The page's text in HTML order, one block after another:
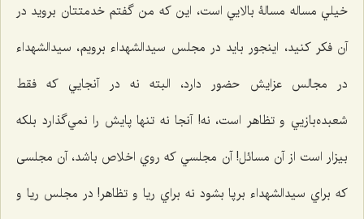
خيلي مساله مسالۀ بالايي است، اين كه من گفتم خدمتتان برويد در
آن فكر كنيد، اينجور بايد در مجلس سيدالشهداء برویم،‌ سيدالشهداء
در مجالس عزايش حضور دارد، البته نه در آنجايي كه فقط
شعبده‌بازيي و تظاهر است، نه! آنجا نه ‌تنها پايش را نمي‌گذارد بلكه
بیزار است از آن مسائل! آن مجلسي كه روي اخلاص باشد، آن مجلسی
که براي سيدالشهداء برپا بشود نه براي ريا و تظاهر! در مجلس ريا و